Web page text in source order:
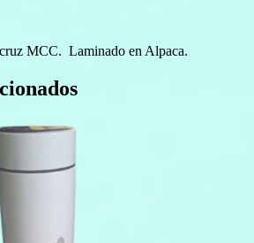
MCC. Laminado en Alpaca.